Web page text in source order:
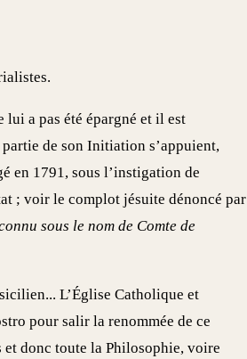
lui a pas été épargné et il est
de son Initiation s’appuient,
en 1791, sous l’instigation de
; voir le complot jésuite dénoncé par
sous le nom de Comte de
L’Église Catholique et
pour salir la renommée de ce
et donc toute la Philosophie, voire